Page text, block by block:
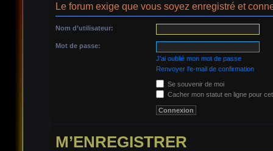
Le forum exige que vous soyez enregistré et
Nom d’utilisateur:
Mot de passe:
J’ai oublié mon mot de passe
Renvoyer l’e-mail de confirmation
Se souvenir de moi
Cacher mon statut en ligne pour
M’ENREGISTRER